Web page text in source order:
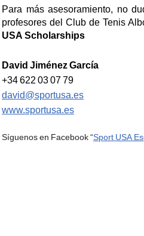
Para más asesoramiento, no
profesores del Club de Tenis
USA Scholarships
David Jiménez García
+34 622 03 07 79
david@sportusa.es
www.sportusa.es
Síguenos en Facebook “Sport USA